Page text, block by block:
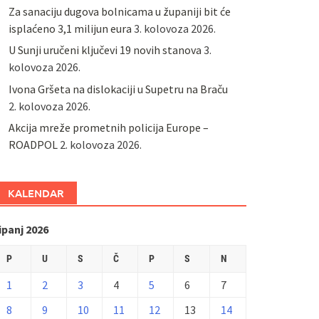
Za sanaciju dugova bolnicama u županiji bit će
isplaćeno 3,1 milijun eura 3. kolovoza 2026.
U Sunji uručeni ključevi 19 novih stanova 3.
kolovoza 2026.
Ivona Gršeta na dislokaciji u Supetru na Braču
2. kolovoza 2026.
​Akcija mreže prometnih policija Europe –
ROADPOL 2. kolovoza 2026.
KALENDAR
2026
P U S Č P S N
1 2 3 4 5 6
7
8
9 10 11 12 13 14